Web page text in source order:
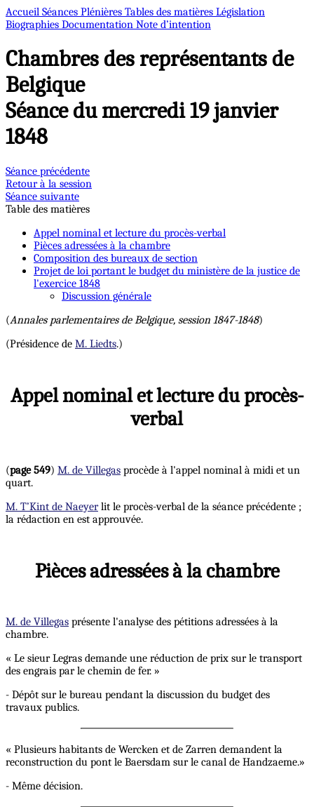
Accueil Séances Plénières Tables des matières Législation
Biographies Documentation Note d’intention
Chambres des représentants de
Belgique
Séance du mercredi 19 janvier
1848
Séance précédente
Retour à la session
Séance suivante
Table des matières
Appel nominal et lecture du procès-verbal
Pièces adressées à la chambre
Composition des bureaux de section
Projet de loi portant le budget du ministère de la justice de
l'exercice 1848
Discussion générale
(Annales parlementaires de Belgique, session 1847-1848)
(Présidence de M. Liedts.)
Appel nominal et lecture du procès-
verbal
(page 549) M. de Villegas procède à l'appel nominal à midi et un
quart.
M. T’Kint de Naeyerlit le procès-verbal de la séance précédente ;
la rédaction en est approuvée.
Pièces adressées à la chambre
M. de Villegas présente l'analyse des pétitions adressées à la
chambre.
« Le sieur Legras demande une réduction de prix sur le transport
des engrais par le chemin de fer. »
- Dépôt sur le bureau pendant la discussion du budget des
travaux publics.
« Plusieurs habitants de Wercken et de Zarren demandent la
reconstruction du pont le Baersdam sur le canal de Handzaeme.»
- Même décision.